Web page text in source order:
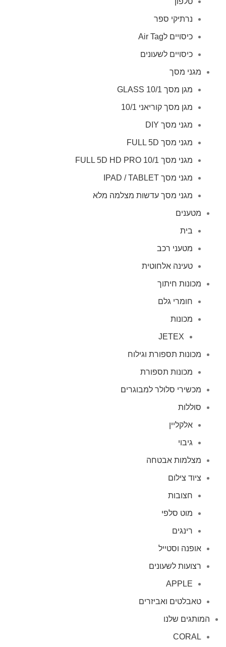
נרתיקי ספר
כיסויים לAir Tag
כיסויים לשעונים
מגני מסך
מגן מסך GLASS 10/1
מגן מסך קוריאני 10/1
מגני מסך DIY
מגני מסך FULL 5D
מגני מסך FULL 5D HD PRO 10/1
מגני מסך IPAD / TABLET
מגני מסך עדשות מצלמה מלא
מטענים
בית
מטעני רכב
טעינה אלחוטית
מכונות חיתוך
חומרי גלם
מכונות
JETEX
מכונות תספורת וגילוח
מכונות תספורת
מכשירי סלולר למבוגרים
סוללות
אלקליין
גיבוי
מצלמות אבטחה
ציוד צילום
חצובות
מוט סלפי
רינגים
אופנה וסטייל
רצועות לשעונים
APPLE
טאבלטים ואביזרים
המותגים שלנו
CORAL